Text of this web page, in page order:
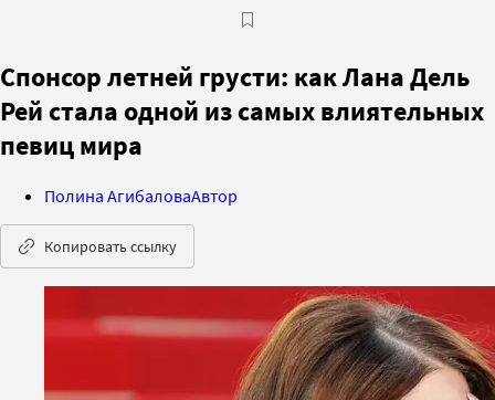
Спонсор летней грусти: как Лана Дель
Рей стала одной из самых влиятельных
певиц мира
Полина АгибаловаАвтор
Копировать ссылку